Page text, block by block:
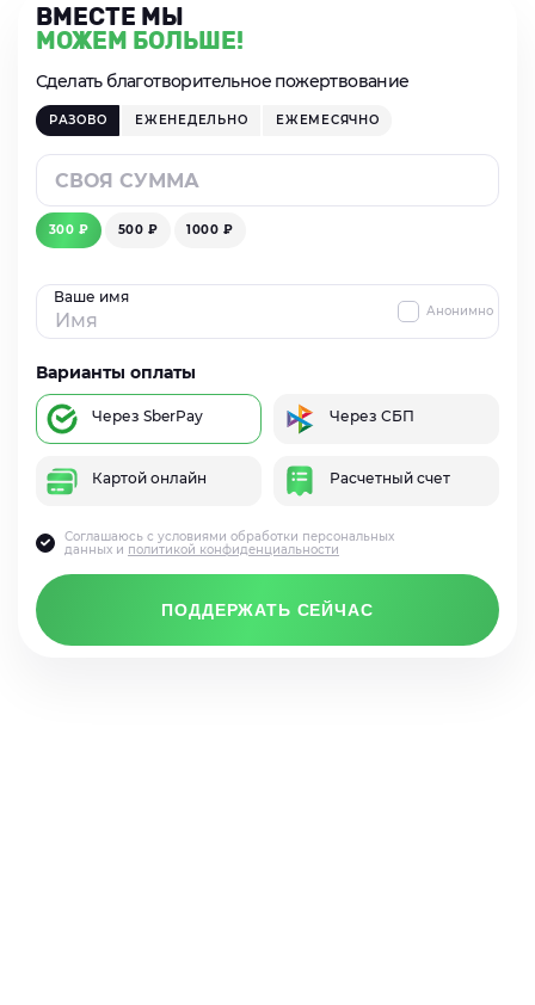
ВМЕСТЕ МЫ
МОЖЕМ БОЛЬШЕ!
Сделать благотворительное пожертвование
РАЗОВО ЕЖЕНЕДЕЛЬНО ЕЖЕМЕСЯЧНО
300 ₽ 500 ₽ 1000 ₽
Ваше имя
Анонимно
Варианты оплаты
Через SberPay Через СБП
Картой онлайн Расчетный счет
ПОДДЕРЖАТЬ СЕЙЧАС
Соглашаюсь с условиями обработки персональных
данных и политикой конфиденциальности